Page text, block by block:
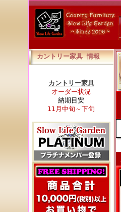
カントリー家具 情報
カントリー家具
オーダー状況
納期目安
11月中旬～下旬